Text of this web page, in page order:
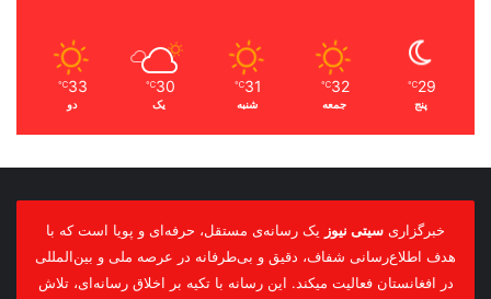
29
℃
پنج
32
℃
جمعه
31
℃
شنبه
30
℃
یک
33
℃
دو
خبرگزاری سیتی نیوز یک رسانه‌ی مستقل، حرفه‌ای و پویا است که با
هدف اطلاع‌رسانی شفاف، دقیق و بی‌طرفانه در عرصه ملی و بین‌المللی
در افغانستان فعالیت میکند. این رسانه با تکیه بر اخلاق رسانه‌ای، تلاش